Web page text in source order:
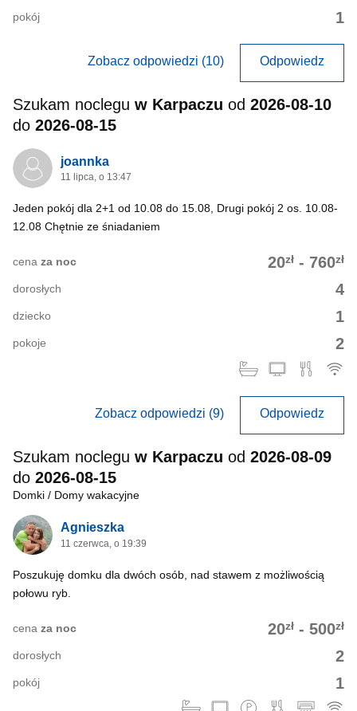
1
pokój
Zobacz odpowiedzi (10) Odpowiedz
Szukam noclegu w Karpaczu od 2026-08-10
do 2026-08-15
joannka
11 lipca, o 13:47
Jeden pokój dla 2+1 od 10.08 do 15.08, Drugi pokój 2 os. 10.08-
12.08 Chętnie ze śniadaniem
20zł - 760zł
cena za noc
4
dorosłych
1
dziecko
2
pokoje
Zobacz odpowiedzi (9) Odpowiedz
Szukam noclegu w Karpaczu od 2026-08-09
do 2026-08-15
Domki / Domy wakacyjne
Agnieszka
11 czerwca, o 19:39
Poszukuję domku dla dwóch osób, nad stawem z możliwością
połowu ryb.
20zł - 500zł
cena za noc
2
dorosłych
1
pokój